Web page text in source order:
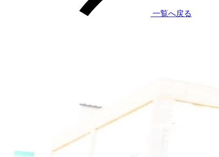
一覧へ戻る